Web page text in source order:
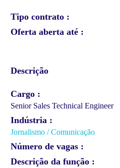
Tipo contrato
Oferta aberta até
Descrição
Cargo
Senior Sales Technical Engineer
Indústria
Jornalismo / Comunicação
Número de vagas
Descrição da função